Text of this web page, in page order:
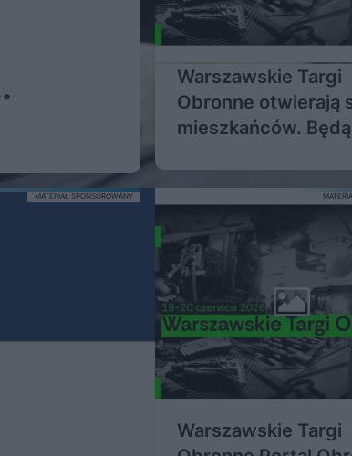
MATERIAŁ SPONSOROWANY
Warszawskie Targi
Obronne otwierają
mieszkańców. Będą
Warszawskie Targi